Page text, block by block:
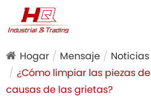
Hogar Mensaje
¿Cómo limpiar las piezas
causas de las grietas?